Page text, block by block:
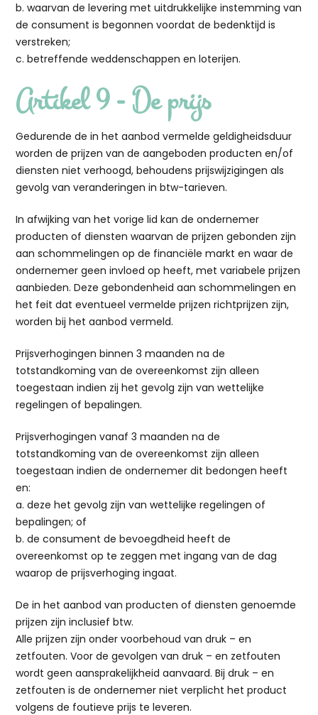
b. waarvan de levering met uitdrukkelijke instemming van
de consument is begonnen voordat de bedenktijd is
verstreken;
c. betreffende weddenschappen en loterijen.
Artikel 9 - De prijs
Gedurende de in het aanbod vermelde geldigheidsduur
worden de prijzen van de aangeboden producten en/of
diensten niet verhoogd, behoudens prijswijzigingen als
gevolg van veranderingen in btw-tarieven.
In afwijking van het vorige lid kan de ondernemer
producten of diensten waarvan de prijzen gebonden zijn
aan schommelingen op de financiële markt en waar de
ondernemer geen invloed op heeft, met variabele prijzen
aanbieden. Deze gebondenheid aan schommelingen en
het feit dat eventueel vermelde prijzen richtprijzen zijn,
worden bij het aanbod vermeld.
Prijsverhogingen binnen 3 maanden na de
totstandkoming van de overeenkomst zijn alleen
toegestaan indien zij het gevolg zijn van wettelijke
regelingen of bepalingen.
Prijsverhogingen vanaf 3 maanden na de
totstandkoming van de overeenkomst zijn alleen
toegestaan indien de ondernemer dit bedongen heeft
en:
a. deze het gevolg zijn van wettelijke regelingen of
bepalingen; of
b. de consument de bevoegdheid heeft de
overeenkomst op te zeggen met ingang van de dag
waarop de prijsverhoging ingaat.
De in het aanbod van producten of diensten genoemde
prijzen zijn inclusief btw.
Alle prijzen zijn onder voorbehoud van druk – en
zetfouten. Voor de gevolgen van druk – en zetfouten
wordt geen aansprakelijkheid aanvaard. Bij druk – en
zetfouten is de ondernemer niet verplicht het product
volgens de foutieve prijs te leveren.